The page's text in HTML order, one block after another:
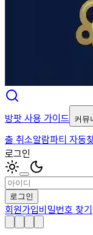
방팟 사용 가이드 커뮤
출 취소알람파티 자동
로그인
로그인
회원가입비밀번호 찾기